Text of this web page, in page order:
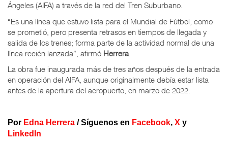
Ángeles (AIFA) a través de la red del Tren Suburbano.
“Es una línea que estuvo lista para el Mundial de Fútbol, como
se prometió, pero presenta retrasos en tiempos de llegada y
salida de los trenes; forma parte de la actividad normal de una
línea recién lanzada”, afirmó Herrera.
La obra fue inaugurada más de tres años después de la entrada
en operación del AIFA, aunque originalmente debía estar lista
antes de la apertura del aeropuerto, en marzo de 2022.
Por Edna Herrera /Síguenos en Facebook, X y
LinkedIn